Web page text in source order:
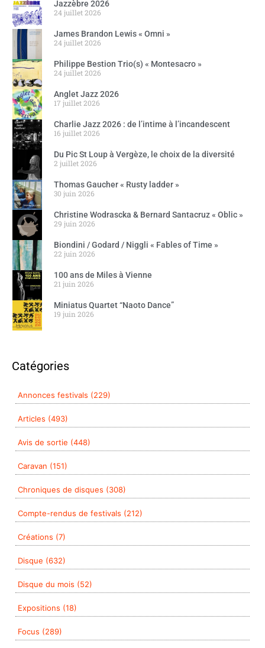
Jazzèbre 2026
24 juillet 2026
James Brandon Lewis « Omni »
24 juillet 2026
Philippe Bestion Trio(s) « Montesacro »
24 juillet 2026
Anglet Jazz 2026
17 juillet 2026
Charlie Jazz 2026 : de l’intime à l’incandescent
16 juillet 2026
Du Pic St Loup à Vergèze, le choix de la diversité
2 juillet 2026
Thomas Gaucher « Rusty ladder »
30 juin 2026
Christine Wodrascka & Bernard Santacruz « Oblic »
29 juin 2026
Biondini / Godard / Niggli « Fables of Time »
22 juin 2026
100 ans de Miles à Vienne
21 juin 2026
Miniatus Quartet “Naoto Dance”
19 juin 2026
Catégories
Annonces festivals (229)
Articles (493)
Avis de sortie (448)
Caravan (151)
Chroniques de disques (308)
Compte-rendus de festivals (212)
Créations (7)
Disque (632)
Disque du mois (52)
Expositions (18)
Focus (289)